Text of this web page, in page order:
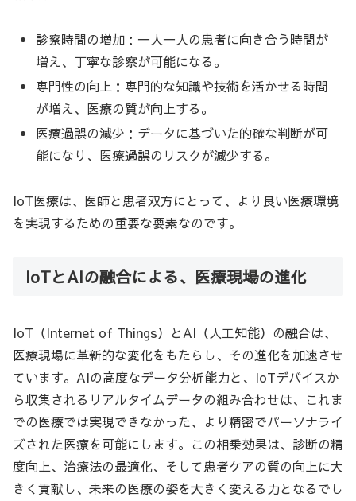
診察時間の増加：一人一人の患者に向き合う時間が
増え、丁寧な診察が可能になる。
専門性の向上：専門的な知識や技術を活かせる時間
が増え、医療の質が向上する。
医療過誤の減少：データに基づいた的確な判断が可
能になり、医療過誤のリスクが減少する。
IoT医療は、医師と患者双方にとって、より良い医療環境
を実現するための重要な要素なのです。
IoTとAIの融合による、医療現場の進化
IoT（Internet of Things）とAI（人工知能）の融合は、
医療現場に革新的な変化をもたらし、その進化を加速させ
ています。AIの高度なデータ分析能力と、IoTデバイスか
ら収集されるリアルタイムデータの組み合わせは、これま
での医療では実現できなかった、より精密でパーソナライ
ズされた医療を可能にします。この相乗効果は、診断の精
度向上、治療法の最適化、そして患者ケアの質の向上に大
きく貢献し、未来の医療の姿を大きく変える力となるでし